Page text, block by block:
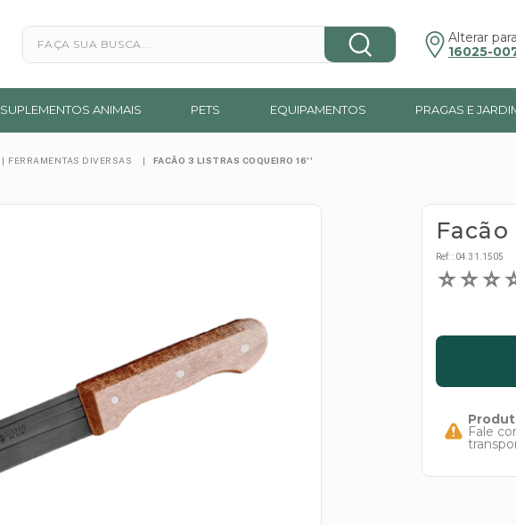
Faça sua busca...
Alterar
16025-
SUPLEMENTOS ANIMAIS PETS EQUIPAMENTOS PRAGAS E
FERRAMENTAS DIVERSAS FACÃO 3 LISTRAS COQUEIRO 16''
Ref: : 04.31.1505
☆☆☆
Fale